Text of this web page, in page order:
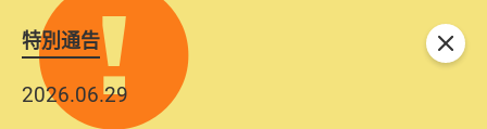
特別通告
2026.06.29
关闭